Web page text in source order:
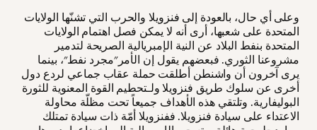
وعلى أي حال، بالعودة إلى فنزويلا والحرب التي تشنّها الولايات
المتحدة على شعبها، أرى أنه لا يمكن فصل اهتمام الولايات
المتحدة بنفط البلاد عن النية الإمبريالية الصريحة لتدمير
مشروعنا الثوري. فبعضهم يقول إن الأمر"مجرد نفط"، بينما
يرى آخرون أن واشنطن أطلقت حملة عقاب جماعي لردع دول
أخرى عن سلوك طريق فنزويلا ولـتحطيم القوة المعنوية للثورة
البوليفارية. وتلتقي هذه الأهداف جميعاً تحت مظلّة محاولة
الاعتداء على سيادة فنزويلا. ففنزويلا أمّة ذات سيادة تمتلك